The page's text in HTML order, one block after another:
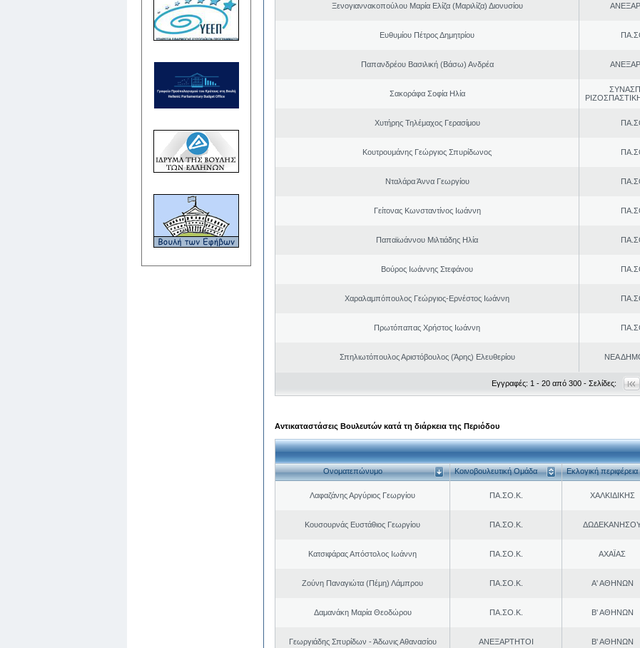
Ξενογιαννακοπούλου Μαρία Ελίζα (Μαριλίζα) Διονυσίου
Ευθυμίου Πέτρος Δημητρίου
Παπανδρέου Βασιλική (Βάσω) Ανδρέα
Σακοράφα Σοφία Ηλία
Χυτήρης Τηλέμαχος Γερασίμου
Κουτρουμάνης Γεώργιος Σπυρίδωνος
Νταλάρα Άννα Γεωργίου
Γείτονας Κωνσταντίνος Ιωάννη
Παπαϊωάννου Μιλτιάδης Ηλία
Βούρος Ιωάννης Στεφάνου
Χαραλαμπόπουλος Γεώργιος-Ερνέστος Ιωάννη
Πρωτόπαπας Χρήστος Ιωάννη
Σπηλιωτόπουλος Αριστόβουλος (Άρης) Ελευθερίου ΝΕΑ
Εγγραφές: 1 - 20 από 300 - Σελίδες:
Αντικαταστάσεις Βουλευτών κατά τη διάρκεια της Περιόδου
Ονοματεπώνυμο Κοινοβουλευτική Ομάδα Εκλογική περιφέρεια
Λαφαζάνης Αργύριος Γεωργίου ΠΑ.ΣΟ.Κ. ΧΑΛΚΙΔΙΚΗΣ
Κουσουρνάς Ευστάθιος Γεωργίου ΠΑ.ΣΟ.Κ.
Κατσιφάρας Απόστολος Ιωάννη ΠΑ.ΣΟ.Κ. ΑΧΑΪΑΣ
Ζούνη Παναγιώτα (Πέμη) Λάμπρου ΠΑ.ΣΟ.Κ. Α' ΑΘΗΝΩΝ
Δαμανάκη Μαρία Θεοδώρου ΠΑ.ΣΟ.Κ. Β' ΑΘΗΝΩΝ
Γεωργιάδης Σπυρίδων - Άδωνις Αθανασίου ΑΝΕΞΑΡΤΗΤΟΙ Β' ΑΘΗΝΩΝ